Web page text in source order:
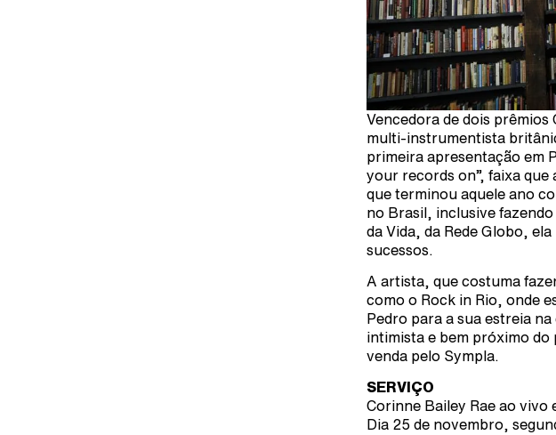
Vencedora de dois
multi-instrumentista
primeira apresentação em
your records on”, faixa
que terminou aquele ano
no Brasil, inclusive
da Vida, da Rede Globo,
sucessos.
A artista, que costuma
como o Rock in Rio, onde
Pedro para a sua estreia
intimista e bem próximo do
venda pelo Sympla.
SERVIÇO
Corinne Bailey Rae ao vivo
Dia 25 de novembro,